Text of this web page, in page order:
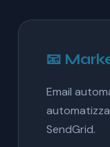
📧
Email
SendGrid.